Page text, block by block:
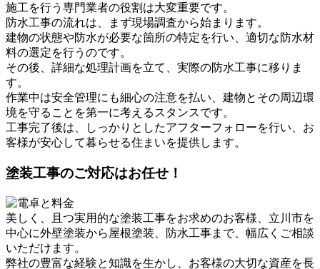
施工を行う専門業者の役割は大変重要です。
防水工事の流れは、まず現場調査から始まります。
建物の状態や防水が必要な箇所の特定を行い、適切な防水材
料の選定を行うのです。
その後、詳細な処理計画を立て、実際の防水工事に移りま
す。
作業中は安全管理にも細心の注意を払い、建物とその周辺環
境を守ることを第一に考えるスタンスです。
工事完了後は、しっかりとしたアフターフォローを行い、お
客様が安心して暮らせる住まいを提供します。
塗装工事のご対応はお任せ！
美しく、且つ実用的な塗装工事をお求めのお客様、立川市を
中心に外壁塗装から屋根塗装、防水工事まで、幅広くご相談
いただけます。
弊社の豊富な経験と知識を生かし、お客様の大切な資産を長